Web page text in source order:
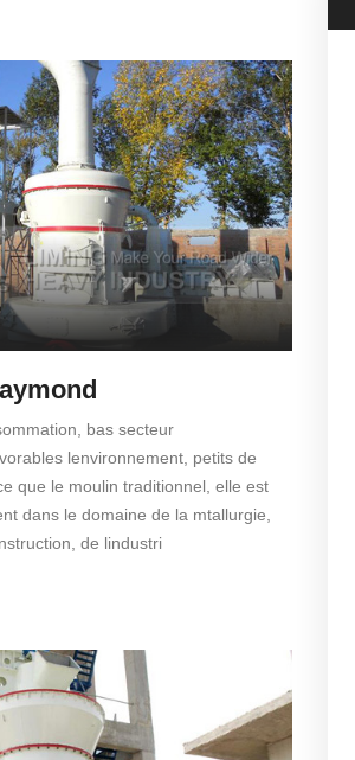
bas secteur
lenvironnement, petits de
que le moulin traditionnel, elle est
dans le domaine de la mtallurgie,
de lindustri